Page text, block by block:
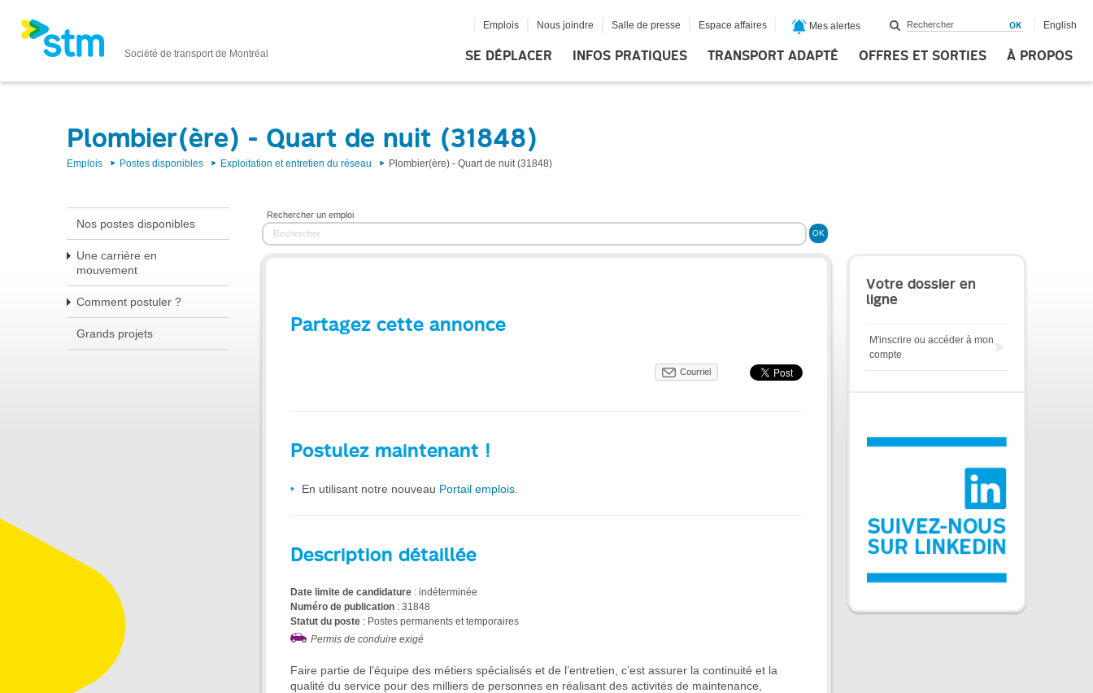
Société de transport de Montréal SE DÉPLACER INFOS PRATIQUES TRANSPORT ADAPTÉ OFFRES ET SORTIES À PROPOS
Emplois Nous joindre Salle de presse Espace affaires Mes alertes English
Plombier(ère) - Quart de nuit (31848)
Emplois Postes disponibles Exploitation et entretien du réseau Plombier(ère) - Quart de nuit (31848)
Nos postes disponibles
Une carrière en
mouvement
Comment postuler ?
Grands projets
Rechercher un emploi
Partagez cette annonce
Courriel
Postulez maintenant !
En utilisant notre nouveau Portail emplois
Description détaillée
Date limite de candidature : indéterminée
Numéro de publication : 31848
Statut du poste : Postes permanents et temporaires
Permis de conduire exigé
Faire partie de l’équipe des métiers spécialisés et de l’entretien, c’est assurer la continuité et la
qualité du service pour des milliers de personnes en réalisant des activités de maintenance,
Votre dossier en
ligne
M'inscrire ou accéder à mon
compte